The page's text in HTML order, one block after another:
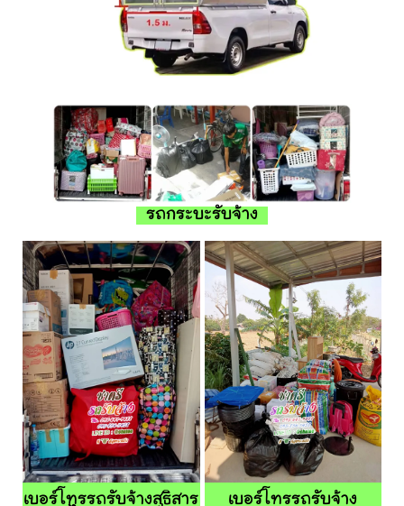
รถกระบะรับจ้าง
เบอร์โทรรถรับจ้างสุธิสาร
เบอร์โทรรถรับจ้าง